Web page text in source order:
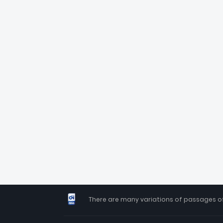
There are many variations of passages